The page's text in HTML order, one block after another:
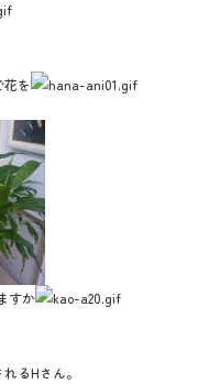
花を
すか
るHさん。